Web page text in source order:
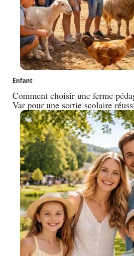
Enfant
Comment choisir une ferme
Var pour une sortie scolaire